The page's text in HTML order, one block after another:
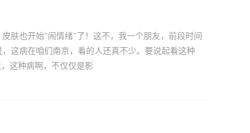
肤也开始"闹情绪"了！这不，我一个朋友，前段时间
这病在咱们南京，看的人还真不少。要说起看这种
这种病啊，不仅仅是影